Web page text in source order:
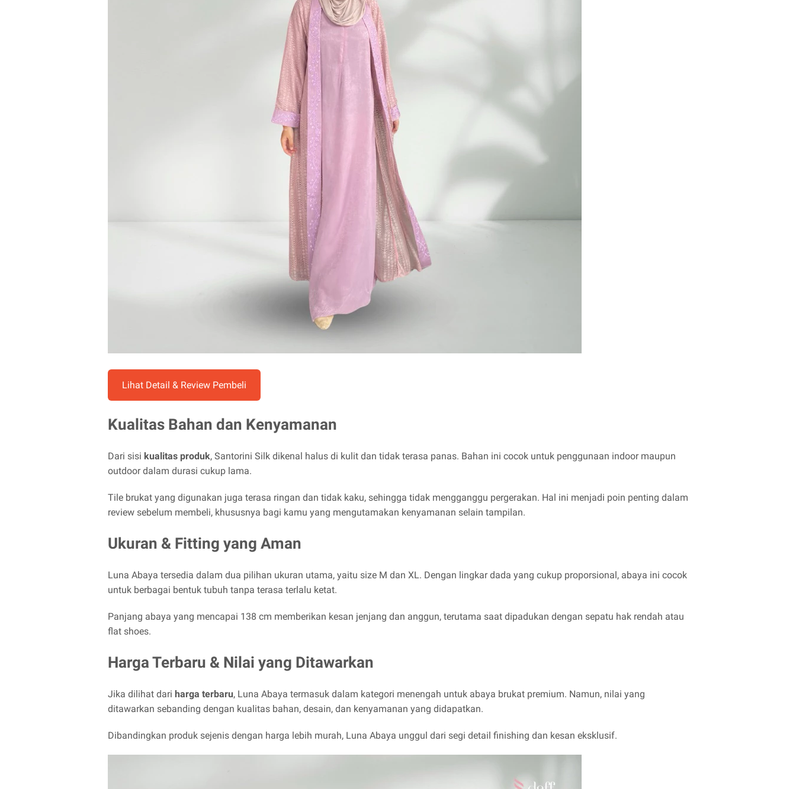
Lihat Detail & Review Pembeli
Kualitas Bahan dan Kenyamanan
Dari sisi kualitas produk, Santorini Silk dikenal halus di kulit dan tidak terasa panas. Bahan ini cocok untuk penggunaan indoor maupun
outdoor dalam durasi cukup lama.
Tile brukat yang digunakan juga terasa ringan dan tidak kaku, sehingga tidak mengganggu pergerakan. Hal ini menjadi poin penting dalam
review sebelum membeli, khususnya bagi kamu yang mengutamakan kenyamanan selain tampilan.
Ukuran & Fitting yang Aman
Luna Abaya tersedia dalam dua pilihan ukuran utama, yaitu size M dan XL. Dengan lingkar dada yang cukup proporsional, abaya ini cocok
untuk berbagai bentuk tubuh tanpa terasa terlalu ketat.
Panjang abaya yang mencapai 138 cm memberikan kesan jenjang dan anggun, terutama saat dipadukan dengan sepatu hak rendah atau
flat shoes.
Harga Terbaru & Nilai yang Ditawarkan
Jika dilihat dari harga terbaru, Luna Abaya termasuk dalam kategori menengah untuk abaya brukat premium. Namun, nilai yang
ditawarkan sebanding dengan kualitas bahan, desain, dan kenyamanan yang didapatkan.
Dibandingkan produk sejenis dengan harga lebih murah, Luna Abaya unggul dari segi detail finishing dan kesan eksklusif.